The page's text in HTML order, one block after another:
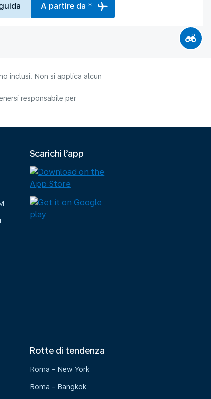
A partire da *
inclusi. Non si applica alcun
responsabile per
Scarichi l’app
Rotte di tendenza
Roma - New York
Roma - Bangkok